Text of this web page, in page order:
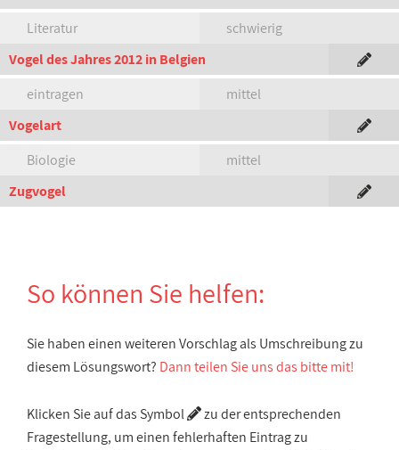
Literatur
schwierig
Vogel des Jahres 2012 in Belgien
eintragen
mittel
Vogelart
Biologie
mittel
Zugvogel
So können Sie helfen:
Sie haben einen weiteren Vorschlag als Umschreibung zu
diesem Lösungswort? Dann teilen Sie uns das bitte mit!
Klicken Sie auf das Symbol
zu der entsprechenden
Fragestellung, um einen fehlerhaften Eintrag zu